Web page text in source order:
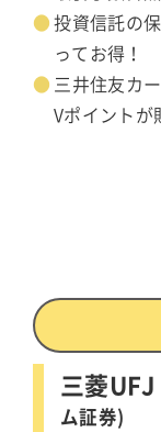
投資信託の
ってお得！
三井住友カ
Vポイントが
三菱
ム証券)